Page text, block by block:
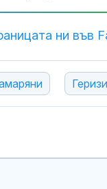
ни във